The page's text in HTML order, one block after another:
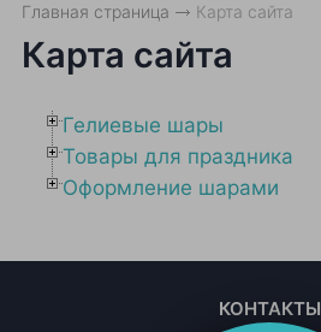
Главная страница Карта сайта
Карта сайта
Гелиевые шары
Товары для праздника
Оформление шарами
КОНТАКТЫ